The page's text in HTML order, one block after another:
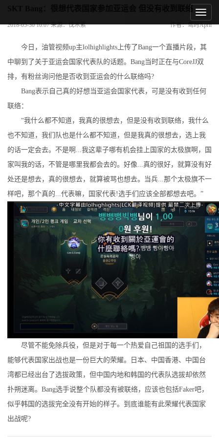
SKT Bang：很想代表国家参加亚运会 但没有收到联络
2018-05-30 10:07 来源：伐木累 作者：莺时April
今日，油管视频up主lolhighlights上传了Bang一个直播片段，其
中聊到了关于亚运会国家代表队的话题。Bang当时正在与CoreJJ双
排，有粉丝询问他是否收到亚运会的什么联络吗?
Bang表示自己真的好想当亚运会国家代表，可是没有收到任何
联络：
“我什么都不知道，我真的很想去，但是没有收到联络，我什么
也不知道，我们队也是什么都不知道，但是我真的很想去，选上我
的话一定会去。不是啊...我这辈子哪有机会挂上国家的太极旗啊，国
家叫我的话，不管是哪里我都会去的。好像...真的很好，就算没有好
处还是想去，真的很想去，就算被骂也想去。当兵...那个太极旗不一
样吧，那个真的...代表嘛，国家代表!选手们应该全部都想去吧。”
尽管不能免除兵役，但是对于每一个热爱自己祖国的选手们，
能够代表国家出战也是一份巨大的荣耀。日本、中国香港、中国台
湾都已经出台了选拔政策，但中国内地和韩国的代表队选拔却依然
扑朔迷离。Bang选手说整个队都没有被联络，应该也包括Faker吧，
似乎韩国的选拔完全没有开始的样子。到底谁能有此荣耀代表国家
出战呢?